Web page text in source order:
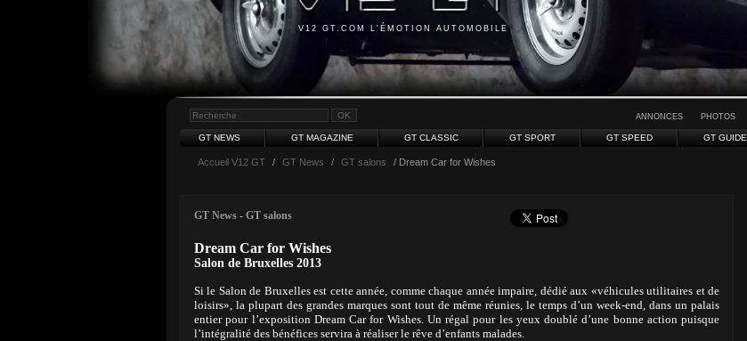
V12 GT.COM L'ÉMOTION AUTOMOBILE
ANNONCES PHOTOS
GT NEWS GT MAGAZINE GT CLASSIC GT SPORT GT SPEED GT GUIDE
Accueil V12 GT / GT News / GT salons / Dream Car for Wishes
GT News - GT salons
Dream Car for Wishes
Salon de Bruxelles 2013
Si le Salon de Bruxelles est cette année, comme chaque année impaire, dédié aux «véhicules utilitaires et de
loisirs», la plupart des grandes marques sont tout de même réunies, le temps d’un week-end, dans un palais
entier pour l’exposition Dream Car for Wishes. Un régal pour les yeux doublé d’une bonne action puisque
l’intégralité des bénéfices servira à réaliser le rêve d’enfants malades.